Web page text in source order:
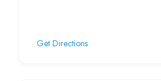
Get Directions